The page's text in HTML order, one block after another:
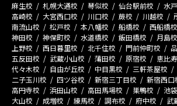
麻生校 札幌大通校 琴似校 仙台駅前校 水
高崎校
大宮西口校 川口校 蕨校 川越校
南流山校
松戸校 本八幡校 船橋校 西船橋校
神田校
神保町校 水道橋校 飯田橋校 月島校
上野校
西日暮里校 北千住校 門前仲町校
五反田校
武蔵小山校 蒲田校 原宿校 恵比
代々木校
自由が丘校 中目黒校 三軒茶屋校
二子玉川校
四ツ谷校 新宿三丁目校 新宿西口
高円寺校
浜田山校 高田馬場校 巣鴨校 池
大山校
成増校 練馬校 調布校 府中校
武